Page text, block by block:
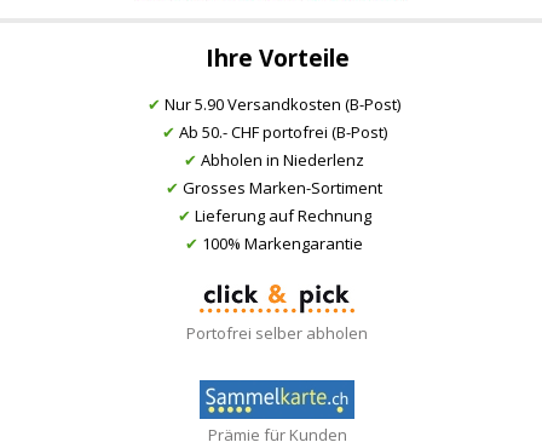
Ihre Vorteile
✔ Nur 5.90 Versandkosten (B-Post)
✔ Ab 50.- CHF portofrei (B-Post)
✔ Abholen in Niederlenz
✔ Grosses Marken-Sortiment
✔ Lieferung auf Rechnung
✔ 100% Markengarantie
Portofrei selber abholen
Prämie für Kunden